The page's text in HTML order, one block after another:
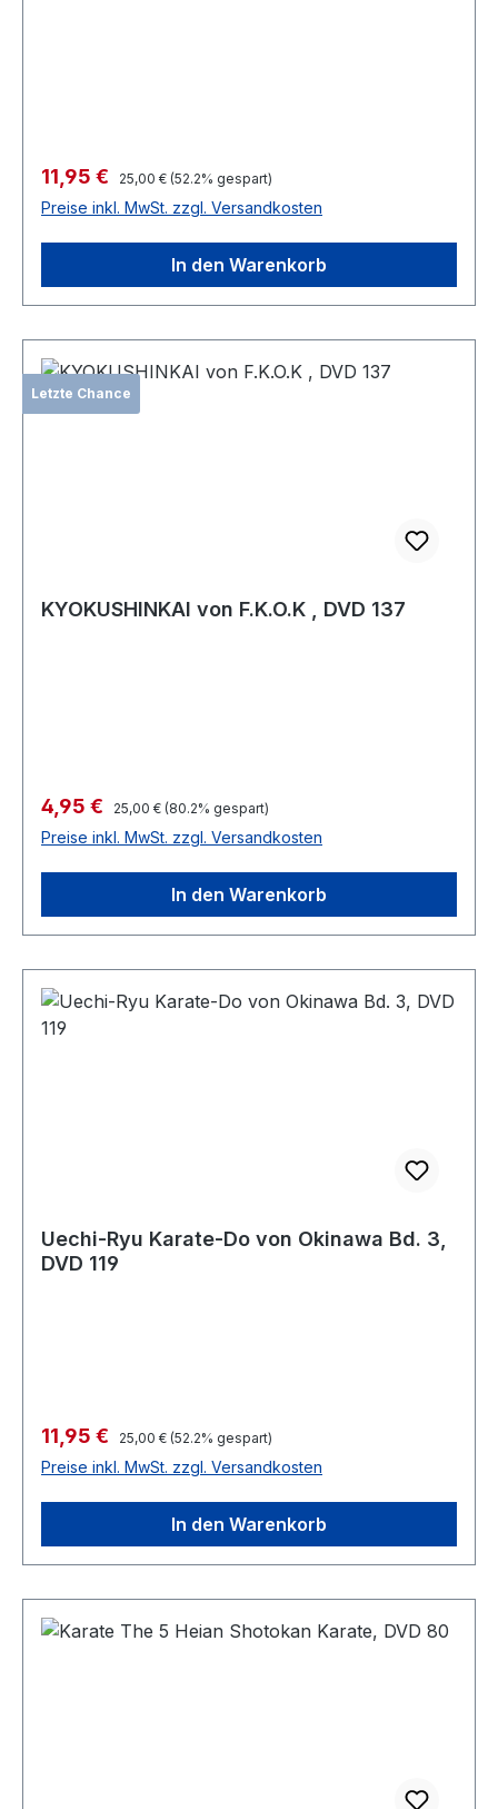
Verkaufspreis:
11,95 € Regulärer Preis:
25,00 € (52.2% gespart)
Preise inkl. MwSt. zzgl. Versandkosten
In den Warenkorb
Letzte Chance
KYOKUSHINKAI von F.K.O.K , DVD 137
Verkaufspreis:
4,95 € Regulärer Preis:
25,00 € (80.2% gespart)
Preise inkl. MwSt. zzgl. Versandkosten
In den Warenkorb
Uechi-Ryu Karate-Do von Okinawa Bd. 3,
DVD 119
Verkaufspreis:
11,95 € Regulärer Preis:
25,00 € (52.2% gespart)
Preise inkl. MwSt. zzgl. Versandkosten
In den Warenkorb